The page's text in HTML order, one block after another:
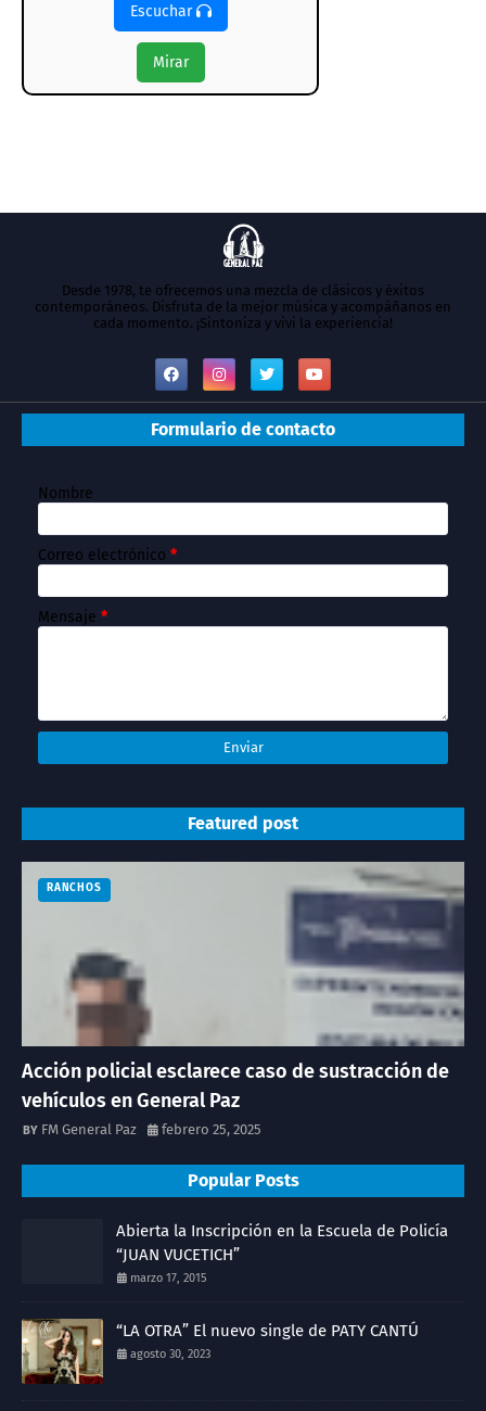
Escuchar
Mirar
Desde 1978, te ofrecemos una mezcla de clásicos y éxitos
contemporáneos. Disfruta de la mejor música y acompáñanos en
cada momento. ¡Sintoniza y vivi la experiencia!
Formulario de contacto
Nombre
Correo electrónico *
Mensaje *
Featured post
RANCHOS
Acción policial esclarece caso de sustracción de
vehículos en General Paz
FM General Paz febrero 25, 2025
Popular Posts
Abierta la Inscripción en la Escuela de Policía
“JUAN VUCETICH”
marzo 17, 2015
“LA OTRA” El nuevo single de PATY CANTÚ
agosto 30, 2023